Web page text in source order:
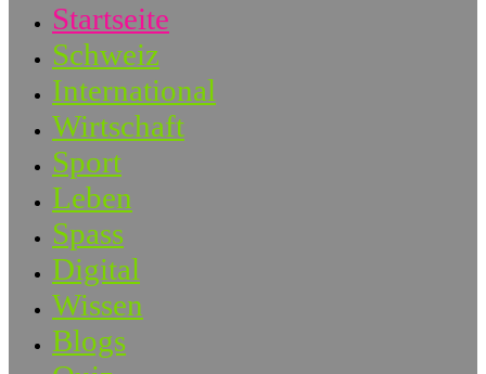
Startseite
Schweiz
International
Wirtschaft
Sport
Leben
Spass
Digital
Wissen
Blogs